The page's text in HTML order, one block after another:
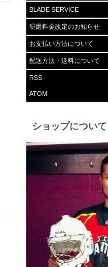
BLADE SERVICE
研磨料金改定のお知らせ
お支払い方法について
配送方法・送料について
RSS
ATOM
ショップについて